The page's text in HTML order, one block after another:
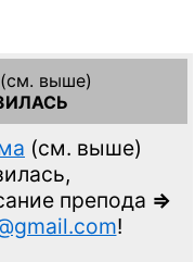
(см. выше)
(см. выше)
препода =>
!